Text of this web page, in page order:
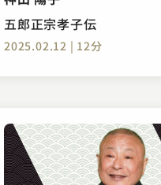
五郎正宗孝子伝
2025.02.12 | 12分